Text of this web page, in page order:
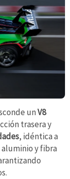
unV8
trasera y
, idéntica a
y fibra